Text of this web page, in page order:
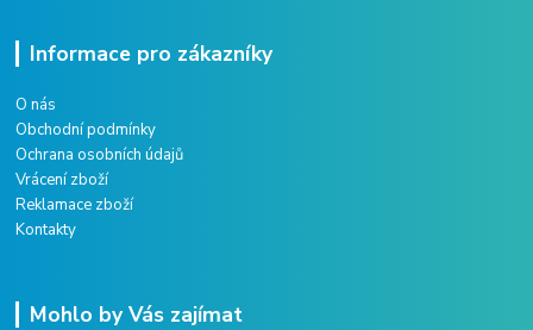
Informace pro zákazníky
O nás
Obchodní podmínky
Ochrana osobních údajů
Vrácení zboží
Reklamace zboží
Kontakty
Mohlo by Vás zajímat